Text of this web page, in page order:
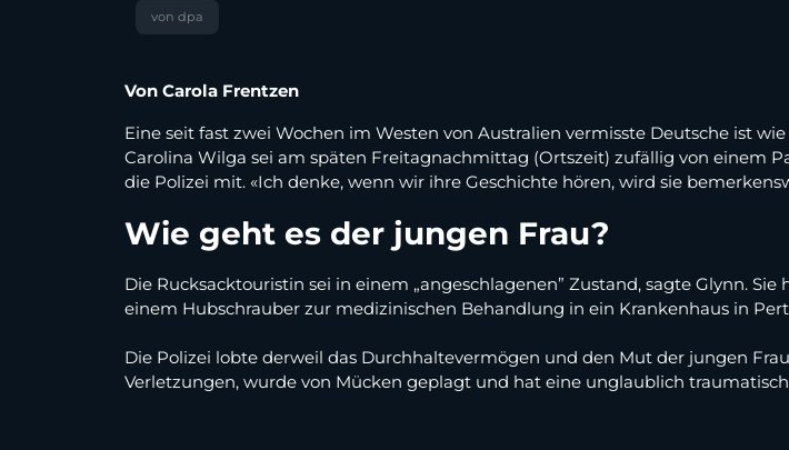
von dpa
Von Carola Frentzen
Eine seit fast zwei Wochen im Westen von Australien vermisste Deutsche ist
Carolina Wilga sei am späten Freitagnachmittag (Ortszeit) zufällig von einem
die Polizei mit. «Ich denke, wenn wir ihre Geschichte hören, wird sie
Wie geht es der jungen Frau?
Die Rucksacktouristin sei in einem „angeschlagenen” Zustand, sagte Glynn.
einem Hubschrauber zur medizinischen Behandlung in ein Krankenhaus in
Die Polizei lobte derweil das Durchhaltevermögen und den Mut der jungen
Verletzungen, wurde von Mücken geplagt und hat eine unglaublich